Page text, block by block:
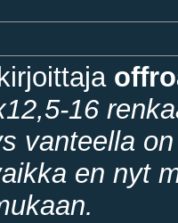
16
vanteella
en nyt